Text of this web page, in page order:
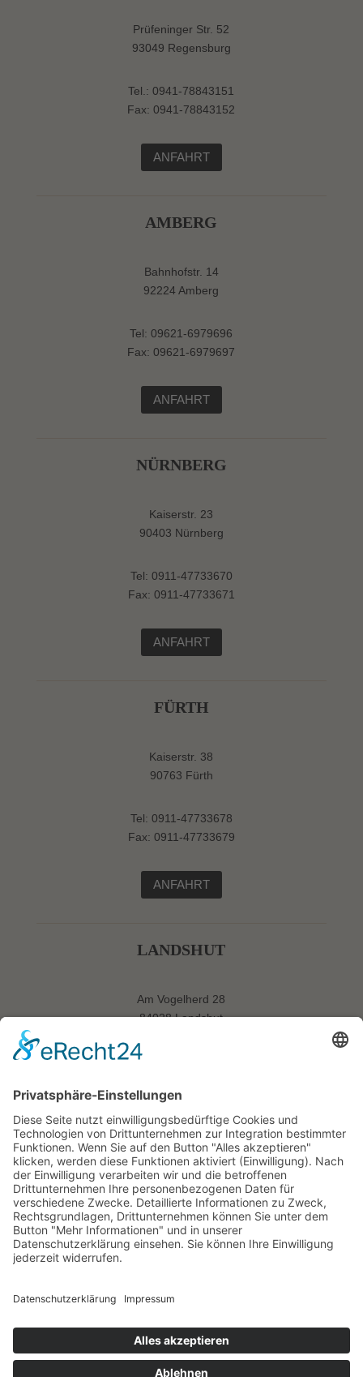
Prüfeninger Str. 52
93049 Regensburg
Tel.: 0941-78843151
Fax: 0941-78843152
ANFAHRT
AMBERG
Bahnhofstr. 14
92224 Amberg
Tel: 09621-6979696
Fax: 09621-6979697
ANFAHRT
NÜRNBERG
Kaiserstr. 23
90403 Nürnberg
Tel: 0911-47733670
Fax: 0911-47733671
ANFAHRT
FÜRTH
Kaiserstr. 38
90763 Fürth
Tel: 0911-47733678
Fax: 0911-47733679
ANFAHRT
LANDSHUT
Am Vogelherd 28
84028 Landshut
Tel: 0871-20650050
ANFAHRT
Regensburg | Amberg | Nürnberg | Fürth | Landshut
Impressum